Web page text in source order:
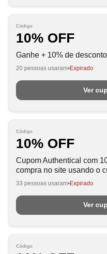
Código
10% OFF
Ganhe + 10% de
20 pessoas usaram Expirado
Ver
Código
10% OFF
Cupom Authentical com
compra no site usando o
33 pessoas usaram Expirado
Ver
Código